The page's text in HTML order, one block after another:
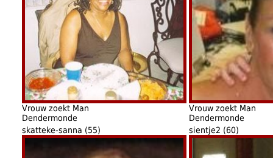
Vrouw zoekt Man
Dendermonde
Vrouw zoekt Man
Dendermonde
skatteke-sanna (55)
sientje2 (60)